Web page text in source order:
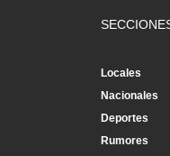
Locales
Nacionales
Deportes
Rumores